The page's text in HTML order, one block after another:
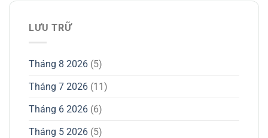
LƯU TRỮ
Tháng 8 2026 (5)
Tháng 7 2026 (11)
Tháng 6 2026 (6)
Tháng 5 2026 (5)